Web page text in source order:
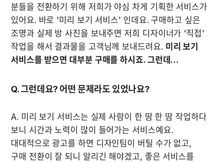
분들을 전환하기 위해 저희가 야심 차게 기획한 서비스가
있어요. 바로 '미리 보기 서비스' 인데요. 구매하고 싶은
조명과 실제 방 사진을 보내주면 저희 디자이너가 '직접'
작업을 해서 결과물을 고객님께 보내드려요. 미리 보기
서비스를 받으면 대부분 구매를 하시죠. 그런데…
Q. 그런데요? 어떤 문제라도 있었나요?
A. 미리 보기 서비스는 실제 사람이 한 땀 한 땀 작업하다
보니 시간과 노력이 많이 들어가는 서비스예요.
대대적으로 광고를 하면 디자인팀이 버틸 수가 없고,
구매 전환이 잘 되니 알리긴 해야겠고, 좋은 서비스를